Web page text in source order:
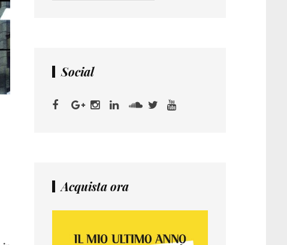
Social
Acquista ora